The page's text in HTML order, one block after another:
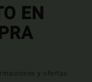
EN
y ofertas